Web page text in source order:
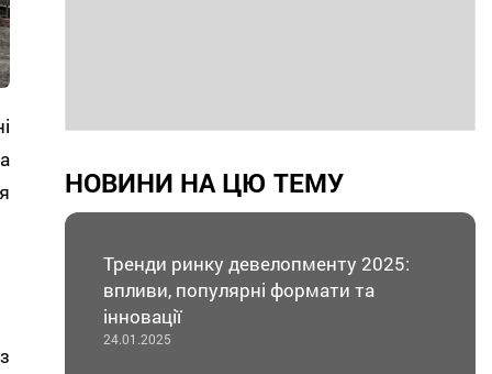
НОВИНИ НА ЦЮ ТЕМУ
Тренди ринку девелопменту 2025:
впливи, популярні формати та
інновації
24.01.2025